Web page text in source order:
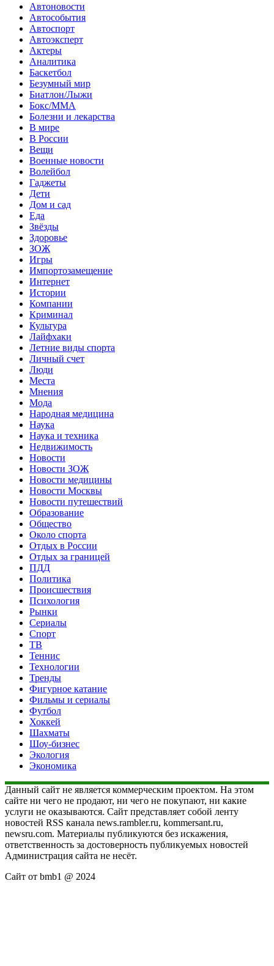
Автоновости
Автособытия
Автоспорт
Автоэксперт
Актеры
Аналитика
Баскетбол
Безумный мир
Биатлон/Лыжи
Бокс/MMA
Болезни и лекарства
В мире
В России
Вещи
Военные новости
Волейбол
Гаджеты
Дети
Дом и сад
Еда
Звёзды
Здоровье
ЗОЖ
Игры
Импортозамещение
Интернет
Истории
Компании
Криминал
Культура
Лайфхаки
Летние виды спорта
Личный счет
Люди
Места
Мнения
Мода
Народная медицина
Наука
Наука и техника
Недвижимость
Новости
Новости ЗОЖ
Новости медицины
Новости Москвы
Новости путешествий
Образование
Общество
Около спорта
Отдых в России
Отдых за границей
ПДД
Политика
Происшествия
Психология
Рынки
Сериалы
Спорт
ТВ
Теннис
Технологии
Тренды
Фигурное катание
Фильмы и сериалы
Футбол
Хоккей
Шахматы
Шоу-бизнес
Экология
Экономика
Данный сайт не является коммерческим проектом. На этом
сайте ни чего не продают, ни чего не покупают, ни какие
услуги не оказываются. Сайт представляет собой ленту
новостей RSS канала news.rambler.ru, kommersant.ru,
newsru.com. Материалы публикуются без искажения,
ответственность за достоверность публикуемых новостей
Администрация сайта не несёт.
Сайт от bmb1 @ 2024